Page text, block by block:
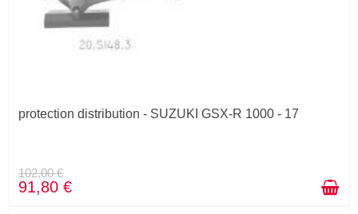
protection distribution - SUZUKI GSX-R 1000 - 17
102,00 €
91,80 €